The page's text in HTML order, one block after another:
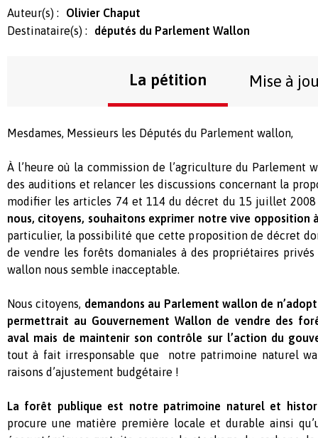
Auteur(s) :
Olivier Chaput
Destinataire(s) :
députés du Parlement Wallon
La pétition Mise à
Mesdames, Messieurs les Députés du Parlement wallon,
À l’heure où la commission de l’agriculture du Parlement
des auditions et relancer les discussions concernant la
modifier les articles 74 et 114 du décret du 15 juillet
nous, citoyens, souhaitons exprimer notre vive opposition
particulier, la possibilité que cette proposition de décret
de vendre les forêts domaniales à des propriétaires privés
wallon nous semble inacceptable.
Nous citoyens, demandons au Parlement wallon de
permettrait au Gouvernement Wallon de vendre des
aval mais de maintenir son contrôle sur l’action du
tout à fait irresponsable que notre patrimoine naturel
raisons d’ajustement budgétaire !
La forêt publique est notre patrimoine naturel et
procure une matière première locale et durable ainsi